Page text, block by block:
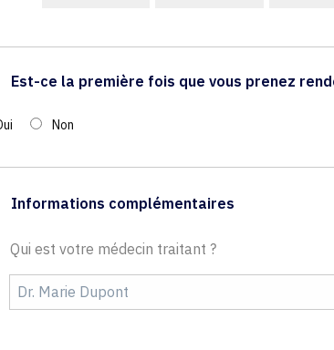
Est-ce la première fois que vous prenez
Non
Informations complémentaires
Qui est votre médecin traitant ?